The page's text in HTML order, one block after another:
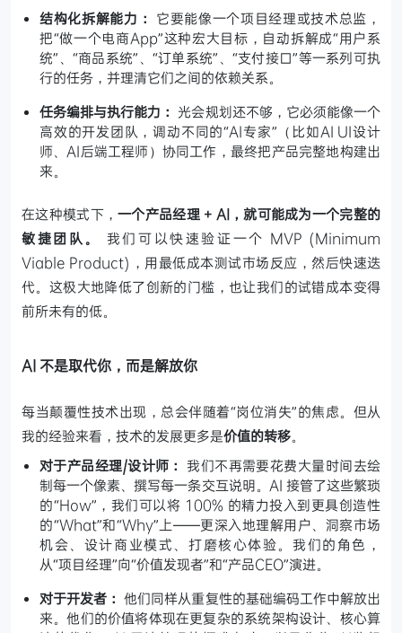
结构化拆解能力： 它要能像一个项目经理或技术总监，
把“做一个电商App”这种宏大目标，自动拆解成“用户系
统”、“商品系统”、“订单系统”、“支付接口”等一系列可执
行的任务，并理清它们之间的依赖关系。
任务编排与执行能力： 光会规划还不够，它必须能像一个
高效的开发团队，调动不同的“AI专家”（比如AI UI设计
师、AI后端工程师）协同工作，最终把产品完整地构建出
来。
在这种模式下，一个产品经理 + AI，就可能成为一个完整的
敏捷团队。
我们可以快速验证一个 MVP (Minimum
Viable Product)，用最低成本测试市场反应，然后快速迭
代。这极大地降低了创新的门槛，也让我们的试错成本变得
前所未有的低。
AI 不是取代你，而是解放你
每当颠覆性技术出现，总会伴随着“岗位消失”的焦虑。但从
我的经验来看，技术的发展更多是价值的转移。
对于产品经理/设计师： 我们不再需要花费大量时间去绘
制每一个像素、撰写每一条交互说明。AI 接管了这些繁琐
的“How”，我们可以将 100% 的精力投入到更具创造性
的“What”和“Why”上——更深入地理解用户、洞察市场
机会、设计商业模式、打磨核心体验。我们的角色，
从“项目经理”向“价值发现者”和“产品CEO”演进。
对于开发者： 他们同样从重复性的基础编码工作中解放出
来。他们的价值将体现在更复杂的系统架构设计、核心算